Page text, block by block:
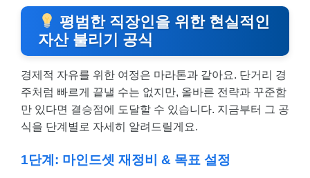
평범한 직장인을 위한 현실적인
자산 불리기 공식
경제적 자유를 위한 여정은 마라톤과 같아요. 단거리 경
주처럼 빠르게 끝낼 수는 없지만, 올바른 전략과 꾸준함
만 있다면 결승점에 도달할 수 있습니다. 지금부터 그 공
식을 단계별로 자세히 알려드릴게요.
1단계: 마인드셋 재정비 & 목표 설정